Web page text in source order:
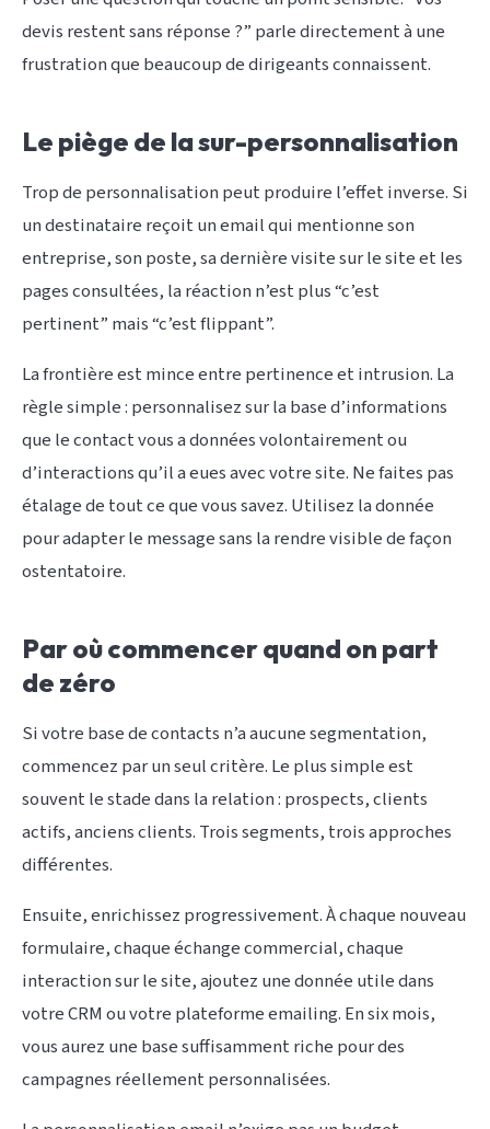
devis restent sans réponse ?” parle directement à une
frustration que beaucoup de dirigeants connaissent.
Le piège de la sur-personnalisation
Trop de personnalisation peut produire l’effet inverse. Si
un destinataire reçoit un email qui mentionne son
entreprise, son poste, sa dernière visite sur le site et les
pages consultées, la réaction n’est plus “c’est
pertinent” mais “c’est flippant”.
La frontière est mince entre pertinence et intrusion. La
règle simple : personnalisez sur la base d’informations
que le contact vous a données volontairement ou
d’interactions qu’il a eues avec votre site. Ne faites pas
étalage de tout ce que vous savez. Utilisez la donnée
pour adapter le message sans la rendre visible de façon
ostentatoire.
Par où commencer quand on part
de zéro
Si votre base de contacts n’a aucune segmentation,
commencez par un seul critère. Le plus simple est
souvent le stade dans la relation : prospects, clients
actifs, anciens clients. Trois segments, trois approches
différentes.
Ensuite, enrichissez progressivement. À chaque nouveau
formulaire, chaque échange commercial, chaque
interaction sur le site, ajoutez une donnée utile dans
votre CRM ou votre plateforme emailing. En six mois,
vous aurez une base suffisamment riche pour des
campagnes réellement personnalisées.